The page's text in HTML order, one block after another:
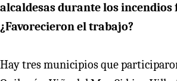
alcaldesas durante los incendios
¿Favorecieron el trabajo?
Hay tres municipios que